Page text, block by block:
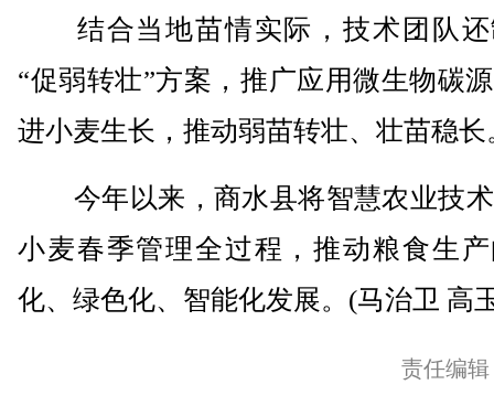
结合当地苗情实际，技术团队还
“促弱转壮”方案，推广应用微生物碳
进小麦生长，推动弱苗转壮、壮苗稳长
今年以来，商水县将智慧农业技
小麦春季管理全过程，推动粮食生
化、绿色化、智能化发展。(马治卫 高
责任编